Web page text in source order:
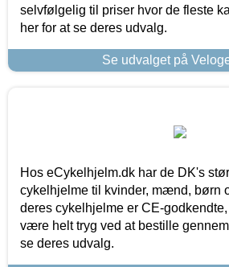
selvfølgelig til priser hvor de fleste
her for at se deres udvalg.
Se udvalget på
Hos eCykelhjelm.dk har de DK's
cykelhjelme til kvinder, mænd, børn
deres cykelhjelme er CE-
være helt tryg ved at bestille
se deres udvalg.